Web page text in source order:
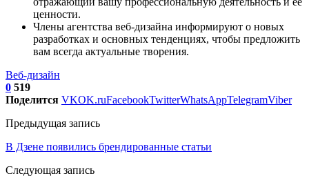
ценности.
Члены агентства веб-дизайна информируют о новых
разработках и основных тенденциях, чтобы предложить
вам всегда актуальные творения.
Веб-дизайн
0 519
Поделится VKOK.ruFacebookTwitterWhatsAppTelegramViber
Предыдущая запись
В Дзене появились брендированные статьи
Следующая запись